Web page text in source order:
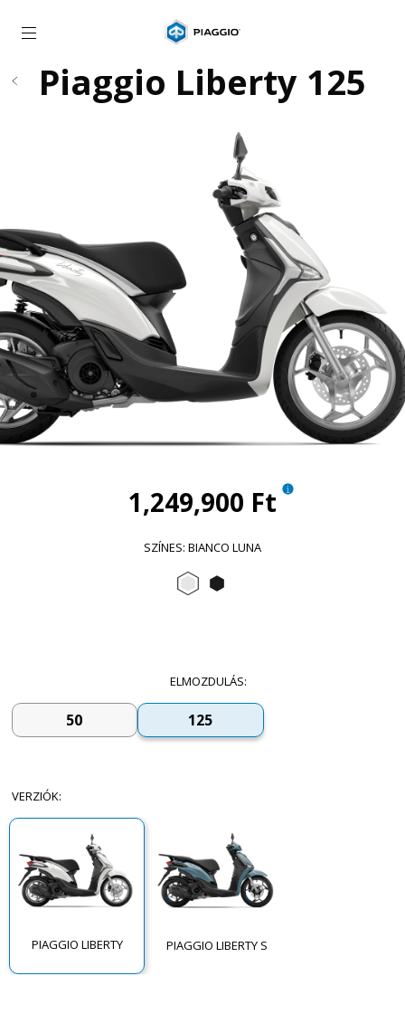
Vissza a fő tartalomhoz
Piaggio Liberty 125
1,249,900 Ft
SZÍNES: BIANCO LUNA
Bianco Luna
ELMOZDULÁS:
50 125
VERZIÓK:
PIAGGIO LIBERTY PIAGGIO LIBERTY S